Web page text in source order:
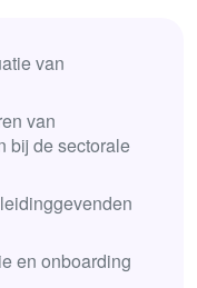
van
van
bij de sectorale
en onboarding